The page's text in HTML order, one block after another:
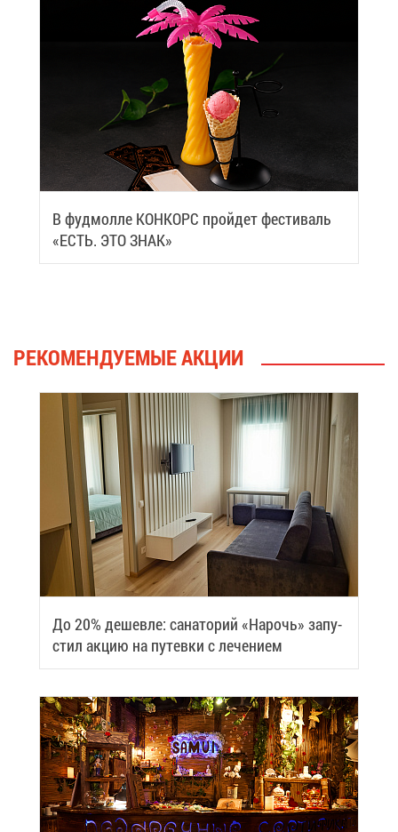
В фуд­мол­ле КОН­КОРС прой­дет фе­сти­валь
«ЕСТЬ. ЭТО ЗНАК»
РЕ­КО­МЕН­ДУ­Е­МЫЕ АК­ЦИИ
До 20% де­шев­ле: са­на­то­рий «На­рочь» за­пу­
стил ак­цию на пу­тев­ки с ле­че­ни­ем